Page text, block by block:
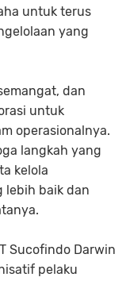
untuk terus
yang
dan
untuk
operasionalnya.
langkah yang
kelola
lebih baik dan
Sucofindo Darwin
pelaku